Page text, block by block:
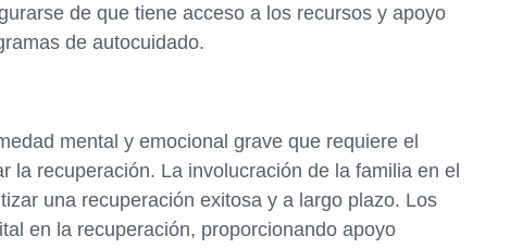
de que tiene acceso a los recursos y apoyo
de autocuidado.
mental y emocional grave que requiere el
la recuperación. La involucración de la familia en el
una recuperación exitosa y a largo plazo. Los
en la recuperación, proporcionando apoyo